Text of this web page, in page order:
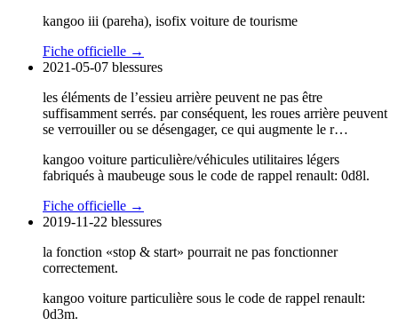
kangoo iii (pareha), isofix voiture de tourisme
Fiche officielle →
2021-05-07 blessures
les éléments de l’essieu arrière peuvent ne pas être
suffisamment serrés. par conséquent, les roues arrière peuvent
se verrouiller ou se désengager, ce qui augmente le r…
kangoo voiture particulière/véhicules utilitaires légers
fabriqués à maubeuge sous le code de rappel renault: 0d8l.
Fiche officielle →
2019-11-22 blessures
la fonction «stop & start» pourrait ne pas fonctionner
correctement.
kangoo voiture particulière sous le code de rappel renault:
0d3m.